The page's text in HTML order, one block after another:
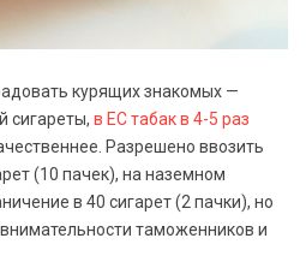
курящих знакомых —
сигареты, в ЕС табак в 4-5 раз
Разрешено ввозить
(10 пачек), на наземном
в 40 сигарет (2 пачки), но
таможенников и